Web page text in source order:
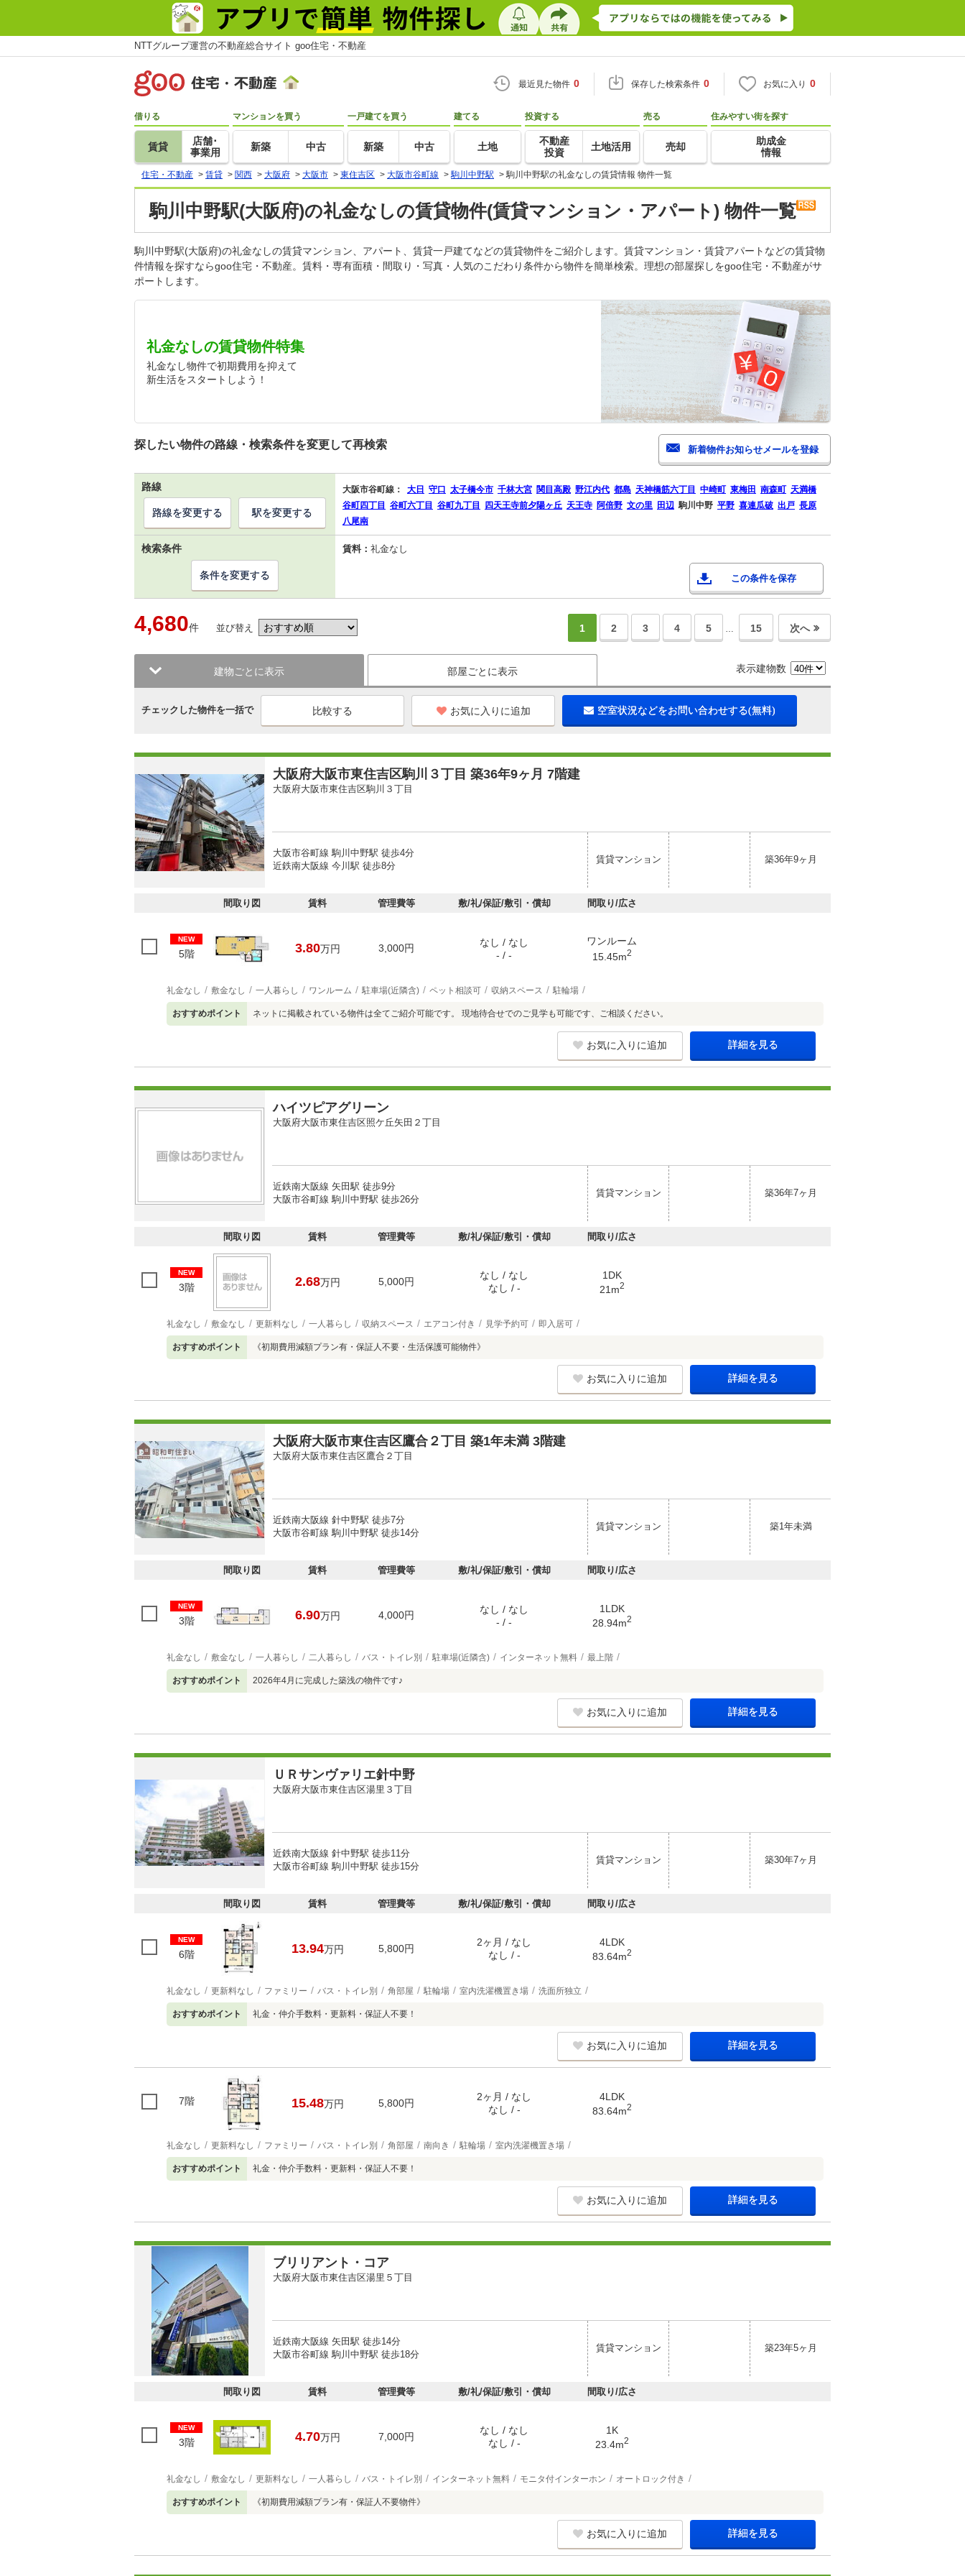
NTTグループ運営の不動産総合サイト goo住宅・不動産
最近見た物件 0 保存した検索条件 0 お気に入り 0
借りる
賃貸
店舗･
事業用
マンションを買う
新築 中古
一戸建てを買う
新築 中古
建てる
土地
投資する
不動産
投資
土地活用
売る
売却
住みやすい街を探す
助成金
情報
住宅・不動産 > 賃貸 > 関西 > 大阪府 > 大阪市 > 東住吉区 > 大阪市谷町線 > 駒川中野駅 > 駒川中野駅の礼金なしの賃貸情報 物件一覧
駒川中野駅(大阪府)の礼金なしの賃貸物件(賃貸マンション・アパート) 物件一覧
駒川中野駅(大阪府)の礼金なしの賃貸マンション、アパート、賃貸一戸建てなどの賃貸物件をご紹介します。賃貸マンション・賃貸アパートなどの賃貸物
件情報を探すならgoo住宅・不動産。賃料・専有面積・間取り・写真・人気のこだわり条件から物件を簡単検索。理想の部屋探しをgoo住宅・不動産がサ
ポートします。
礼金なしの賃貸物件特集
礼金なし物件で初期費用を抑えて
新生活をスタートしよう！
探したい物件の路線・検索条件を変更して再検索
路線 大阪市谷町線： 大日 守口 太子橋今市 千林大宮 関目高殿 野江内代 都島 天神橋筋六丁目 中崎町 東梅田 南森町 天満橋
谷町四丁目
谷町六丁目 谷町九丁目 四天王寺前夕陽ヶ丘 天王寺 阿倍野 文の里 田辺 駒川中野 平野 喜連瓜破 出戸 長原
八尾南
路線を変更する 駅を変更する
検索条件 賃料： 礼金なし
この条件を保存
条件を変更する
4,680件 並び替え 1 2 3 4 5 … 15 次へ
建物ごとに表示 部屋ごとに表示 表示建物数
チェックした物件を一括で お気に入りに追加 空室状況などをお問い合わせする(無料)
大阪府大阪市東住吉区駒川３丁目 築36年9ヶ月 7階建
大阪府大阪市東住吉区駒川３丁目
大阪市谷町線 駒川中野駅 徒歩4分
近鉄南大阪線 今川駅 徒歩8分
賃貸マンション 築36年9ヶ月
間取り図 賃料 管理費等 敷/礼/保証/敷引・償却 間取り/広さ
NEW
5階 3.80万円 3,000円
なし / なし
- / -
ワンルーム
15.45m2
礼金なし 敷金なし 一人暮らし ワンルーム 駐車場(近隣含) ペット相談可 収納スペース 駐輪場
おすすめポイント ネットに掲載されている物件は全てご紹介可能です。 現地待合せでのご見学も可能です、ご相談ください。
お気に入りに追加 詳細を見る
ハイツピアグリーン
大阪府大阪市東住吉区照ケ丘矢田２丁目
近鉄南大阪線 矢田駅 徒歩9分
大阪市谷町線 駒川中野駅 徒歩26分
賃貸マンション 築36年7ヶ月
間取り図 賃料 管理費等 敷/礼/保証/敷引・償却 間取り/広さ
NEW
3階 2.68万円 5,000円
なし / なし
なし / -
1DK
21m2
礼金なし 敷金なし 更新料なし 一人暮らし 収納スペース エアコン付き 見学予約可 即入居可
おすすめポイント 《初期費用減額プラン有・保証人不要・生活保護可能物件》
お気に入りに追加 詳細を見る
大阪府大阪市東住吉区鷹合２丁目 築1年未満 3階建
大阪府大阪市東住吉区鷹合２丁目
近鉄南大阪線 針中野駅 徒歩7分
大阪市谷町線 駒川中野駅 徒歩14分
賃貸マンション 築1年未満
間取り図 賃料 管理費等 敷/礼/保証/敷引・償却 間取り/広さ
NEW
3階 6.90万円 4,000円
なし / なし
- / -
1LDK
28.94m2
礼金なし 敷金なし 一人暮らし 二人暮らし バス・トイレ別 駐車場(近隣含) インターネット無料 最上階
おすすめポイント 2026年4月に完成した築浅の物件です♪
お気に入りに追加 詳細を見る
ＵＲサンヴァリエ針中野
大阪府大阪市東住吉区湯里３丁目
近鉄南大阪線 針中野駅 徒歩11分
大阪市谷町線 駒川中野駅 徒歩15分
賃貸マンション 築30年7ヶ月
間取り図 賃料 管理費等 敷/礼/保証/敷引・償却 間取り/広さ
NEW
6階 13.94万円 5,800円
2ヶ月 / なし
なし / -
4LDK
83.64m2
礼金なし 更新料なし ファミリー バス・トイレ別 角部屋 駐輪場 室内洗濯機置き場 洗面所独立
おすすめポイント 礼金・仲介手数料・更新料・保証人不要！
お気に入りに追加 詳細を見る
7階 15.48万円 5,800円
2ヶ月 / なし
なし / -
4LDK
83.64m2
礼金なし 更新料なし ファミリー バス・トイレ別 角部屋 南向き 駐輪場 室内洗濯機置き場
おすすめポイント 礼金・仲介手数料・更新料・保証人不要！
お気に入りに追加 詳細を見る
ブリリアント・コア
大阪府大阪市東住吉区湯里５丁目
近鉄南大阪線 矢田駅 徒歩14分
大阪市谷町線 駒川中野駅 徒歩18分
賃貸マンション 築23年5ヶ月
間取り図 賃料 管理費等 敷/礼/保証/敷引・償却 間取り/広さ
NEW
3階 4.70万円 7,000円
なし / なし
なし / -
1K
23.4m2
礼金なし 敷金なし 更新料なし 一人暮らし バス・トイレ別 インターネット無料 モニタ付インターホン オートロック付き
おすすめポイント 《初期費用減額プラン有・保証人不要物件》
お気に入りに追加 詳細を見る